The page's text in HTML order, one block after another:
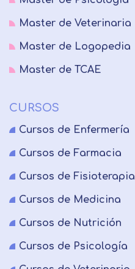
Master de Veterinaria
Master de Logopedia
Master de TCAE
CURSOS
Cursos de Enfermería
Cursos de Farmacia
Cursos de Fisioterapia
Cursos de Medicina
Cursos de Nutrición
Cursos de Psicología